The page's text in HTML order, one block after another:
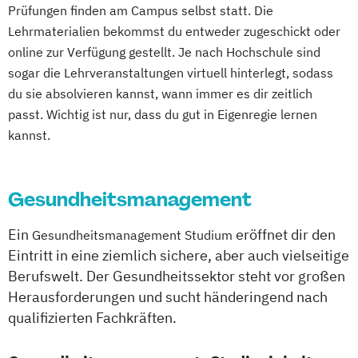
Therapiewissenschaften - Physiotherapie
Pharmamanagement und
Pharmaproduktion
Physician Assistant Physiotherapie
Psychologie
Psychologie mit Schwerpunkt Klinische
Soziale Arbeit
Soziale Arbeit Präsenzstudium
Sozialmanagement
Leverkusen Osnabrück Solingen
Heidelberg Herne Neuss Darmstadt
Paderborn Regensburg
Ingolstadt
Würzburg Fürth Wolfsburg
Bremen
Erlenbach Euskirchen Frechen
Griesheim Hamburg Kornwestheim
Prüfungen finden am Campus selbst statt. Die
Lehrmaterialien bekommst du entweder zugeschickt oder
online zur Verfügung gestellt. Je nach Hochschule sind
sogar die Lehrveranstaltungen virtuell hinterlegt, sodass
du sie absolvieren kannst, wann immer es dir zeitlich
passt. Wichtig ist nur, dass du gut in Eigenregie lernen
kannst.
Gesundheitsmanagement
Ein Gesundheitsmanagement Studium eröffnet dir den
Eintritt in eine ziemlich sichere, aber auch vielseitige
Berufswelt. Der Gesundheitssektor steht vor großen
Herausforderungen und sucht händeringend nach
qualifizierten Fachkräften.